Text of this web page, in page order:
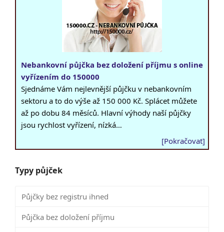
Nebankovní půjčka bez doložení příjmu s online
vyřízením do 150000
Sjednáme Vám nejlevnější půjčku v nebankovním
sektoru a to do výše až 150 000 Kč. Splácet můžete
až po dobu 84 měsíců. Hlavní výhody naší půjčky
jsou rychlost vyřízení, nízká…
[Pokračovat]
Typy půjček
Půjčky bez registru ihned
Půjčka bez doložení příjmu